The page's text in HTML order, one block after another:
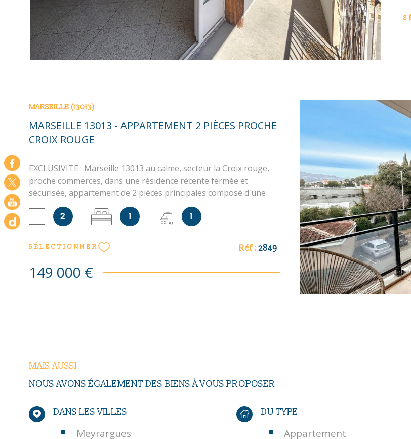
MARSEILLE (13013)
MARSEILLE 13013 - APPARTEMENT 2 PIÈCES PROCHE
CROIX ROUGE
EXCLUSIVITE : Marseille 13013 au calme, secteur la Croix rouge,
proche commerces, dans une résidence récente fermée et
sécurisée, appartement de 2 pièces principales composé d'une
entrée, séjour avec placard et cuisine semi-équipée ouvrant sur
terrasse exposée Est. Chambre avec placard et salle d'eau. WC
indépendant. Place de parking extérieur inclus dans le prix.
Appartement très lumineux, double vitrage, chauffage individuel
au gaz. Appartement vendu avec locataire en place et un loyer de
718.40 € Charges comprises soit 624.40 € hors charges. Quote
part de charges annuelles : environ 840 € - Taxe foncière 1075 € -
2 1 1
SÉLECTIONNER Réf : 2849
149 000 €
MAIS AUSSI
NOUS AVONS ÉGALEMENT DES BIENS À VOUS PROPOSER
DANS LES VILLES
Meyrargues
DU TYPE
Appartement